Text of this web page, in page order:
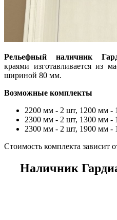
Рельефный наличник
краями изготавливается из
шириной 80 мм.
Возможные комплекты
2200 мм - 2 шт, 1200 мм
2300 мм - 2 шт, 1300 мм
2300 мм - 2 шт, 1900 мм
Стоимость комплекта зависит
Наличник